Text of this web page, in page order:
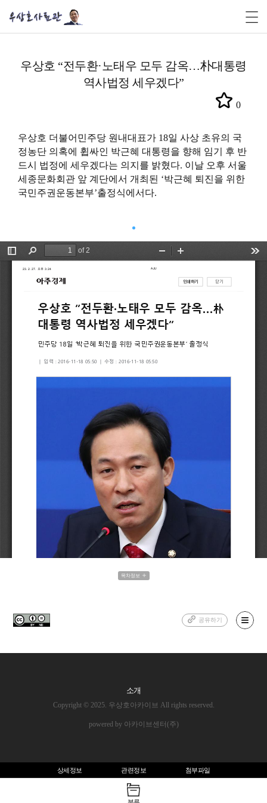
우상호 “전두환·노태우 모두 감옥…朴대통령
역사법정 세우겠다”
0
우상호 더불어민주당 원내대표가 18일 사상 초유의 국
정농단 의혹에 휩싸인 박근혜 대통령을 향해 임기 후 반
드시 법정에 세우겠다는 의지를 밝혔다. 이날 오후 서울
세종문화회관 앞 계단에서 개최된 ‘박근혜 퇴진을 위한
국민주권운동본부’출정식에서다.
목차정보
공유하기
상세정보 관련정보 첨부파일
소개
Copyright © 2025. 우상호아카이브 All rights reserved.
powered by 아카이브센터(주)